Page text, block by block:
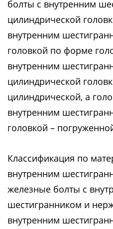
болты с внутренним
цилиндрической
внутренним
головкой по форме
внутренним
цилиндрической
цилиндрической, а
внутренним
головкой –
Классификация по
внутренним
железные болты с
шестигранником и
внутренним